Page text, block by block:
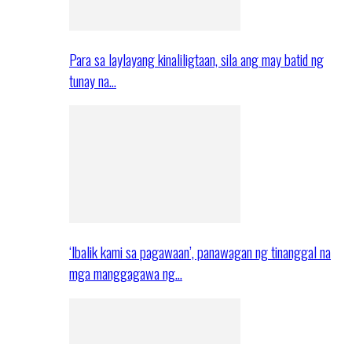
Para sa laylayang kinaliligtaan, sila ang may batid ng
tunay na…
‘Ibalik kami sa pagawaan’, panawagan ng tinanggal na
mga manggagawa ng…